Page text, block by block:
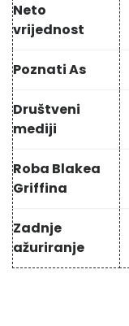
Neto
vrijednost
Poznati As
Društveni
mediji
Roba Blakea
Griffina
Zadnje
ažuriranje